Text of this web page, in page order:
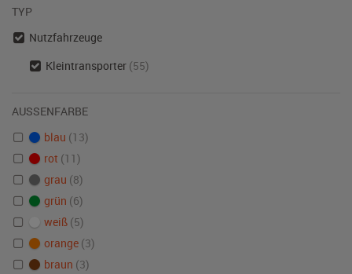
TYP
Nutzfahrzeuge
Kleintransporter (55)
AUSSENFARBE
blau (13)
rot (11)
grau (8)
grün (6)
weiß (5)
orange (3)
braun (3)